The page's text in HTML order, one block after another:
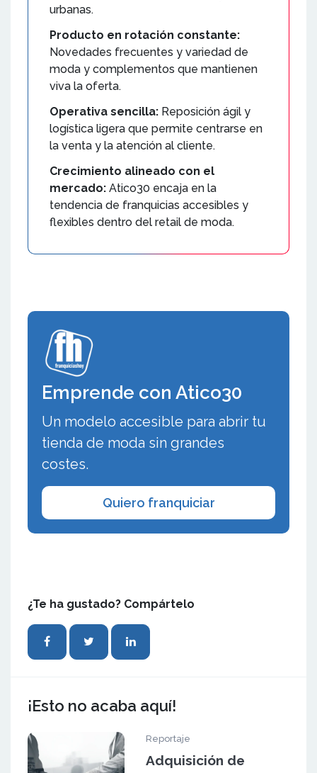
urbanas.
Producto en rotación constante:
Novedades frecuentes y variedad de
moda y complementos que mantienen
viva la oferta.
Operativa sencilla: Reposición ágil y
logística ligera que permite centrarse en
la venta y la atención al cliente.
Crecimiento alineado con el
mercado: Atico30 encaja en la
tendencia de franquicias accesibles y
flexibles dentro del retail de moda.
Emprende con Atico30
Un modelo accesible para abrir tu
tienda de moda sin grandes
costes.
Quiero franquiciar
¿Te ha gustado? Compártelo
¡Esto no acaba aquí!
Reportaje
Adquisición de